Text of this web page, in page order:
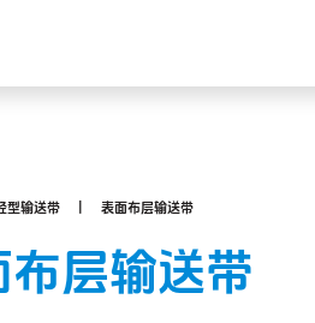
型输送带 表面布层输送带
布层输送带